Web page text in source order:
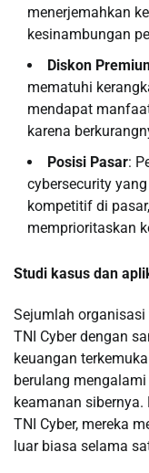
menerjemahkan
kesinambungan
Diskon
mematuhi
mendapat
karena
Posisi Pasar:
cybersecurity
kompetitif di
memprioritaskan
Studi kasus dan
Sejumlah
TNI Cyber ​​dengan
keuangan
berulang
keamanan
TNI Cyber, mereka
luar biasa selama